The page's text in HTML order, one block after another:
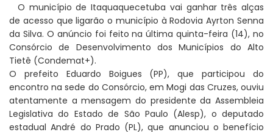
O município de Itaquaquecetuba vai ganhar três alças
de acesso que ligarão o município à Rodovia Ayrton Senna
da Silva. O anúncio foi feito na última quinta-feira (14), no
Consórcio de Desenvolvimento dos Municípios do Alto
Tietê (Condemat+).
O prefeito Eduardo Boigues (PP), que participou do
encontro na sede do Consórcio, em Mogi das Cruzes, ouviu
atentamente a mensagem do presidente da Assembleia
Legislativa do Estado de São Paulo (Alesp), o deputado
estadual André do Prado (PL), que anunciou o benefício